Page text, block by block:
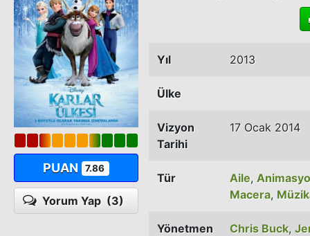
PUAN 7.86
Yorum Yap (3)
Yıl 2013
Ülke
Vizyon
Tarihi
17 Ocak 2014
Tür Aile,
Macera,
Yönetmen Chris Buck,